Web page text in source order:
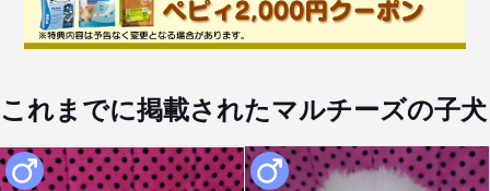
これまでに掲載されたマルチーズの子犬